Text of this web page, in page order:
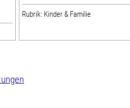
Rubrik: Kinder & Familie